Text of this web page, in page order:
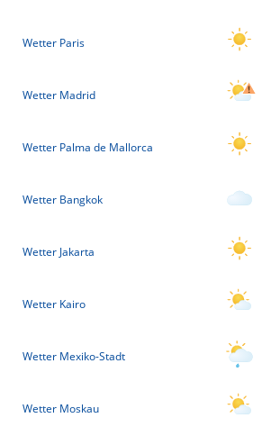
Wetter Paris
Wetter Madrid
Wetter Palma de Mallorca
Wetter Bangkok
Wetter Jakarta
Wetter Kairo
Wetter Mexiko-Stadt
Wetter Moskau